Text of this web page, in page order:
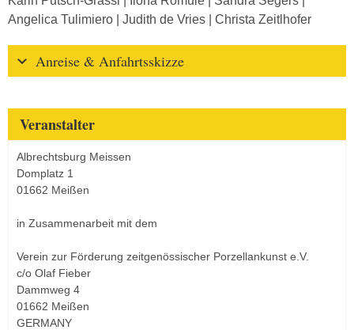
Angelica Tulimiero | Judith de Vries | Christa Zeitlhofer
Anreise & Anfahrtsskizze
Veranstalter
Albrechtsburg Meissen
Domplatz 1
01662 Meißen
in Zusammenarbeit mit dem
Verein zur Förderung zeitgenössischer Porzellankunst e.V.
c/o Olaf Fieber
Dammweg 4
01662 Meißen
GERMANY